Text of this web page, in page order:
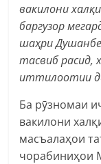
вакилони
баргузор
шаҳри
тасвиб расид,
иттилоотии
Ба рӯзномаи
вакилони
масъалаҳои
чорабиниҳои